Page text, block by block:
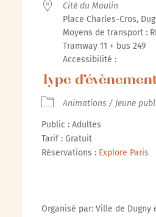
Cité du Moulin
Place Charles-Cros,
Moyens de transport :
Tramway 11 + bus 249
Accessibilité :
Type
Animations / Jeune
Public : Adultes
Tarif : Gratuit
Réservations : Explore Paris
Organisé par: Ville de Dugny